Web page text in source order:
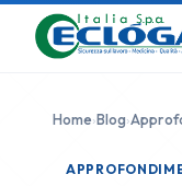
Home›Blog›